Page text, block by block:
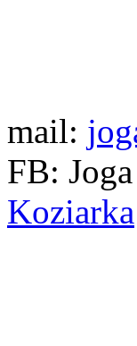
mail:
FB:
Koziarka